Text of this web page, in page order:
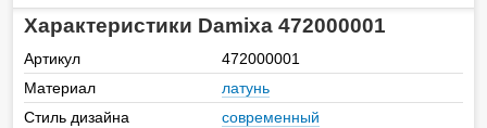
Характеристики Damixa 472000001
Артикул
472000001
Материал
латунь
Стиль дизайна
современный